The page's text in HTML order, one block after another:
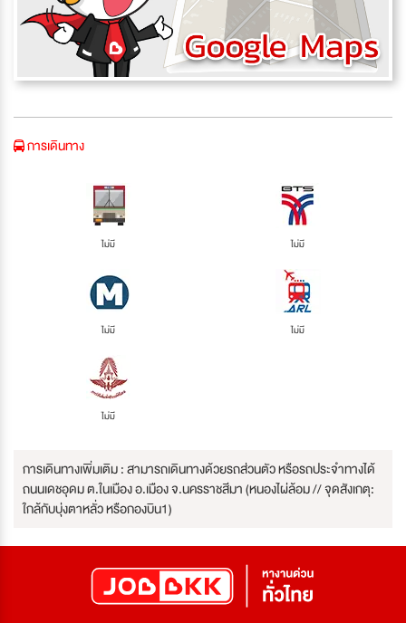
การเดินทาง
ไม่มี ไม่มี
ไม่มี ไม่มี
ไม่มี
การเดินทางเพิ่มเติม : สามารถเดินทางด้วยรถส่วนตัว หรือรถประจำทางได้
ถนนเดชอุดม ต.ในเมือง อ.เมือง จ.นครราชสีมา (หนองไผ่ล้อม // จุดสังเกตุ:
ใกล้กับบุ่งตาหลั่ว หรือกองบิน1)